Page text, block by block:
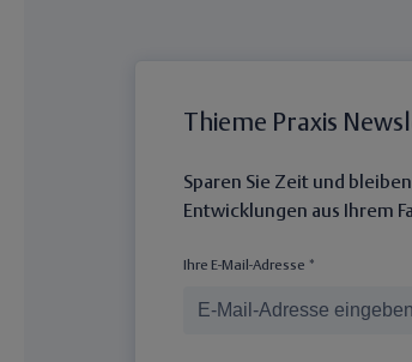
Thieme Praxis
Sparen Sie Zeit und
Entwicklungen aus Ihrem
Ihre E-Mail-Adresse *